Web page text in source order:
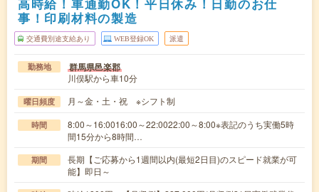
高時給！車通勤OK！平日休み！日勤のお仕
事！印刷材料の製造
交通費別途支給あり WEB登録OK 派遣
勤務地 群馬県邑楽郡
川俣駅から車10分
曜日頻度 月～金・土・祝 ※シフト制
時間
8:00～16:0016:00～22:0022:00～8:00※表記のうち実働5時
間15分から8時間…
期間
長期【ご応募から1週間以内(最短2日目)のスピード就業が可
能】即日～